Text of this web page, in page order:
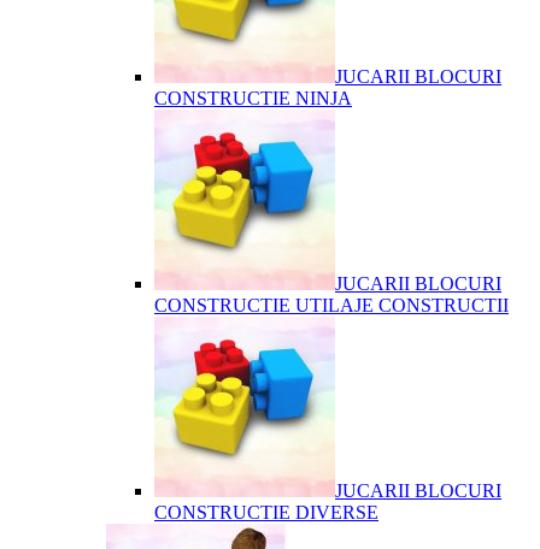
JUCARII BLOCURI
CONSTRUCTIE NINJA
JUCARII BLOCURI
CONSTRUCTIE UTILAJE CONSTRUCTII
JUCARII BLOCURI
CONSTRUCTIE DIVERSE